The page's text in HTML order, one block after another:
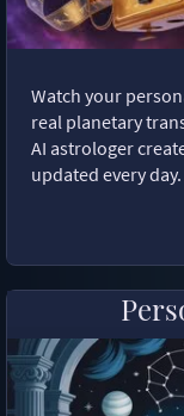
Watch your
real planetary
AI astrologer
updated every day.